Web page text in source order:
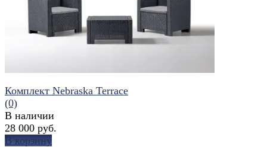
избранное сравнить
Комплект Nebraska Terrace
(0)
В наличии
28 000 руб.
В корзину